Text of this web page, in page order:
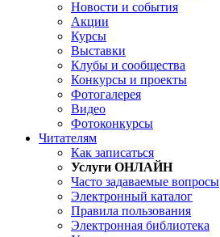
Новости и события
Акции
Курсы
Выставки
Клубы и сообщества
Конкурсы и проекты
Фотогалерея
Видео
Фотоконкурсы
Читателям
Как записаться
Услуги ОНЛАЙН
Часто задаваемые вопросы
Электронный каталог
Правила пользования
Электронная библиотека